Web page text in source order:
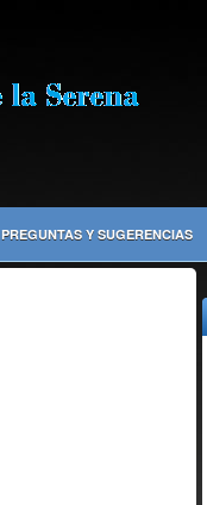
PREGUNTAS Y SUGERENCIAS